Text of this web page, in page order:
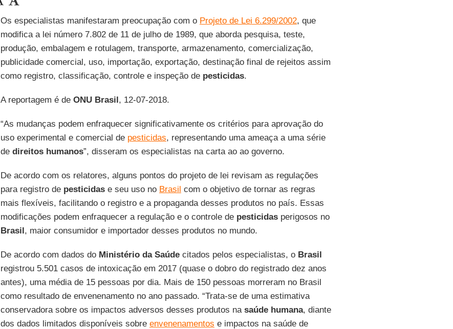
Os especialistas manifestaram preocupação com o Projeto de Lei 6.299/2002, que
modifica a lei número 7.802 de 11 de julho de 1989, que aborda pesquisa, teste,
produção, embalagem e rotulagem, transporte, armazenamento, comercialização,
publicidade comercial, uso, importação, exportação, destinação final de rejeitos assim
como registro, classificação, controle e inspeção de pesticidas.
A reportagem é de ONU Brasil, 12-07-2018.
“As mudanças podem enfraquecer significativamente os critérios para aprovação do
uso experimental e comercial de pesticidas, representando uma ameaça a uma série
de direitos humanos”, disseram os especialistas na carta ao ao governo.
De acordo com os relatores, alguns pontos do projeto de lei revisam as regulações
para registro depesticidase seu uso no Brasil com o objetivo de tornar as regras
mais flexíveis, facilitando o registro e a propaganda desses produtos no país. Essas
modificações podem enfraquecer a regulação e o controle de pesticidasperigosos no
Brasil, maior consumidor e importador desses produtos no mundo.
De acordo com dados do Ministério da Saúdecitados pelos especialistas, o Brasil
registrou 5.501 casos de intoxicação em 2017 (quase o dobro do registrado dez anos
antes), uma média de 15 pessoas por dia. Mais de 150 pessoas morreram no Brasil
como resultado de envenenamento no ano passado. “Trata-se de uma estimativa
conservadora sobre os impactos adversos desses produtos na saúde humana, diante
dos dados limitados disponíveis sobre envenenamentos e impactos na saúde de